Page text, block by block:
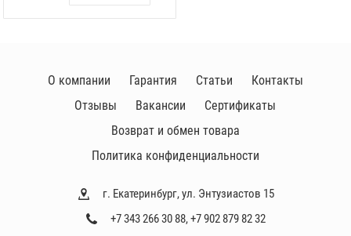
г. Екатеринбург, ул. Энтузиастов 15
+7 343 266 30 88,+7 902 879 82 32
О компании Гарантия Статьи
Контакты
Отзывы
Вакансии
Сертификаты
Возврат и обмен товара
Политика конфиденциальности